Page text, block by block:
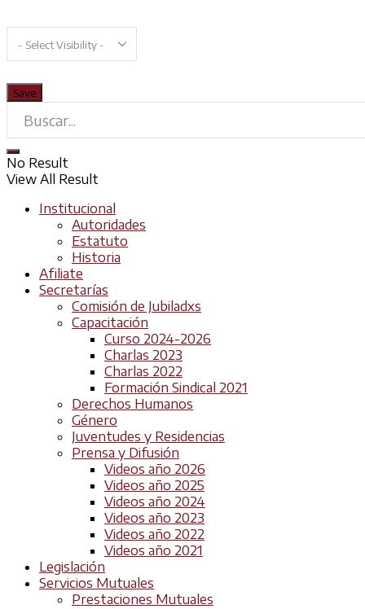
No Result
View All Result
Institucional
Autoridades
Estatuto
Historia
Afiliate
Secretarías
Comisión de Jubiladxs
Capacitación
Curso 2024-2026
Charlas 2023
Charlas 2022
Formación Sindical 2021
Derechos Humanos
Género
Juventudes y Residencias
Prensa y Difusión
Videos año 2026
Videos año 2025
Videos año 2024
Videos año 2023
Videos año 2022
Videos año 2021
Legislación
Servicios Mutuales
Prestaciones Mutuales